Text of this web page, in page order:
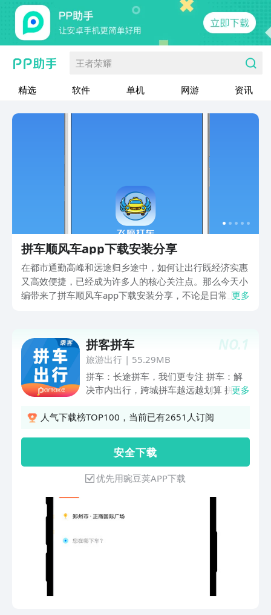
王者荣耀
精选 软件 单机 网游 资讯
拼车顺风车app下载安装分享
在都市通勤高峰和远途归乡途中，如何让出行既经济实惠
又高效便捷，已经成为许多人的核心关注点。那么今天小
编带来了拼车顺风车app下载安装分享，不论是日常上下
更多
NO.1
拼客拼车
旅游出行| 55.29MB
拼车：长途拼车，我们更专注 拼车：解
决市内出行，跨城拼车越远越划算 拼
车：绿色出行，让生活更美好 网约车：
障：安全出行，30万承运人责任险 【温
馨提示】 拼车在使用过程中会持续使用
GPS定位服务，即使切换至后台，在部分
情况下仍会继续使用，例如在共享位置
响电池续航时间。 【联系我们】 官方网
站：www.pksfc.com 服务热线：400-
更多
人气下载榜TOP100，当前已有2651人订阅
安 全 下 载
优先用豌豆荚APP下载